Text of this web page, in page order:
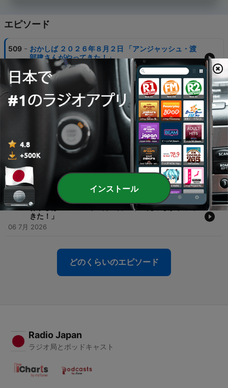
エピソード
509 - おかしば ２０２６年８月２日 「アンジャッシュ・渡
部建さんがやってきた！」
03 8月 2026
508
おかしば ２０２６年７月２６日 「古坂大魔王さんが
やってきた！」
27 7月 2026
おかしば ２０２６年７月１９日 「Negiccoがやって
きた！」
20 7月 2026
506 - おかしば ２０２６年７月１２日 「まぐろ兄弟がやっ
てきた！」
13 7月 2026
505 - おかしば ２０２６年７月５日 「ザ・たっちがやって
きた！」
06 7月 2026
どのくらいのエピソード
Radio Japan
ラジオ局とポッドキャスト
インストール